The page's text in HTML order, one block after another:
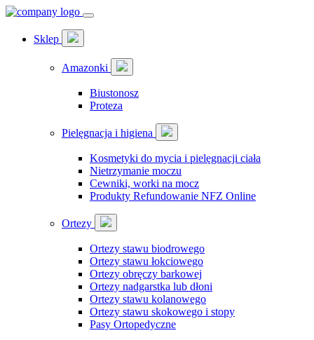
Sklep
Amazonki
Biustonosz
Proteza
Pielęgnacja i higiena
Kosmetyki do mycia i pielęgnacji ciała
Nietrzymanie moczu
Cewniki, worki na mocz
Produkty Refundowanie NFZ Online
Ortezy
Ortezy stawu biodrowego
Ortezy stawu łokciowego
Ortezy obręczy barkowej
Ortezy nadgarstka lub dłoni
Ortezy stawu kolanowego
Ortezy stawu skokowego i stopy
Pasy Ortopedyczne